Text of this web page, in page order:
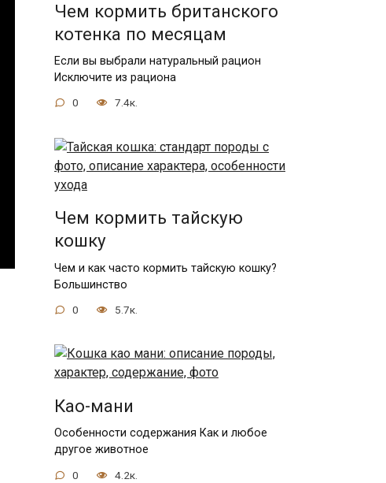
Чем кормить британского
котенка по месяцам
Если вы выбрали натуральный рацион
Исключите из рациона
0 7.4к.
Чем кормить тайскую
кошку
Чем и как часто кормить тайскую кошку?
Большинство
0 5.7к.
Као-мани
Особенности содержания Как и любое
другое животное
0 4.2к.